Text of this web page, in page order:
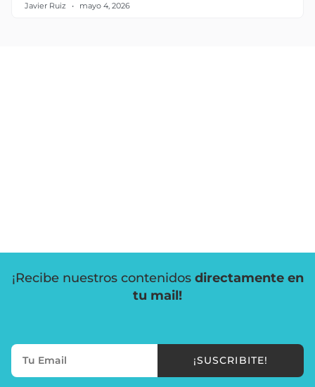
Javier Ruiz mayo 4, 2026
¡Recibe nuestros contenidos directamente en
tu mail!
¡SUSCRIBITE!